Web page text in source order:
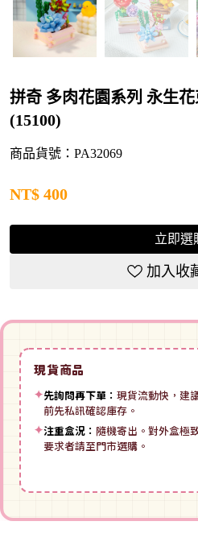
拼奇 多肉花園系列 永生
(15100)
商品貨號：PA32069
NT$ 400
立即選
加入收
現貨商品
✦先詢問再下單： 現貨流動快，建
前先私訊確認庫存。
✦注重盒況： 隨機寄出。對外盒極
要求者請至門市選購。